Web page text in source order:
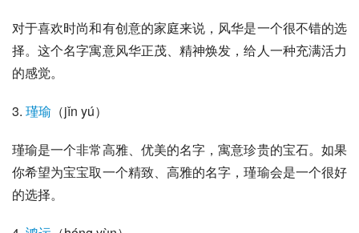
对于喜欢时尚和有创意的家庭来说，风华是一个很不错的选
择。这个名字寓意风华正茂、精神焕发，给人一种充满活力
的感觉。
3. 瑾瑜 （jǐn yú）
瑾瑜是一个非常高雅、优美的名字，寓意珍贵的宝石。如果
你希望为宝宝取一个精致、高雅的名字，瑾瑜会是一个很好
的选择。